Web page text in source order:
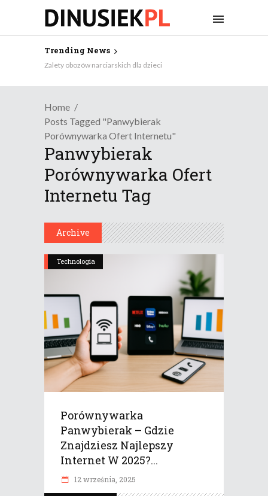
Trending News
Zalety obozów narciarskich dla dzieci
Home
Posts Tagged "Panwybierak
Porównywarka Ofert Internetu"
Panwybierak
Porównywarka Ofert
Internetu Tag
Archive
Technologia
Porównywarka
Panwybierak – Gdzie
Znajdziesz Najlepszy
Internet W 2025?...
12 września, 2025